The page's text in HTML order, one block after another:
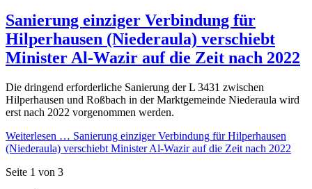
Sanierung einziger Verbindung für
Hilperhausen (Niederaula) verschiebt
Minister Al-Wazir auf die Zeit nach 2022
Die dringend erforderliche Sanierung der L 3431 zwischen
Hilperhausen und Roßbach in der Marktgemeinde Niederaula wird
erst nach 2022 vorgenommen werden.
Weiterlesen … Sanierung einziger Verbindung für Hilperhausen
(Niederaula) verschiebt Minister Al-Wazir auf die Zeit nach 2022
Seite 1 von 3